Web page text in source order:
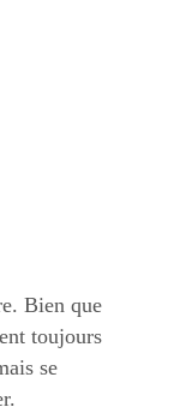
Bien que
toujours
se